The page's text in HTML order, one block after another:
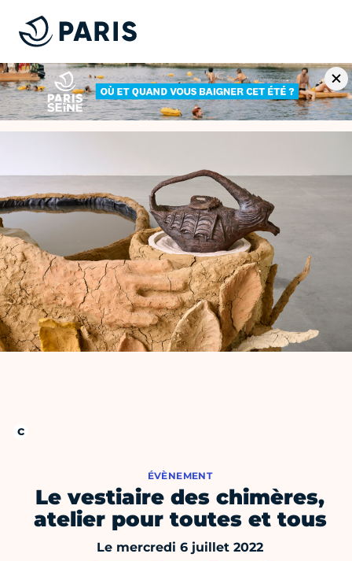
ÉVÈNEMENT
Le vestiaire des chimères,
atelier pour toutes et tous
Le mercredi 6 juillet 2022